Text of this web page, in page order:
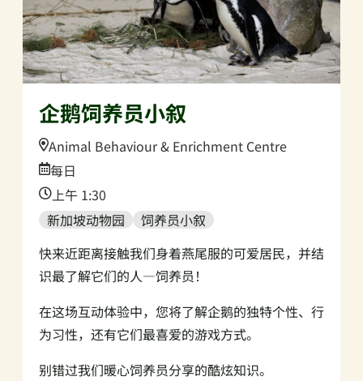
企鹅饲养员小叙
Location:
Animal Behaviour & Enrichment Centre
Date:
每日
Time:
上午 1:30
新加坡动物园
饲养员小叙
快来近距离接触我们身着燕尾服的可爱居民，并结
识最了解它们的人—饲养员！
在这场互动体验中，您将了解企鹅的独特个性、行
为习性，还有它们最喜爱的游戏方式。
别错过我们暖心饲养员分享的酷炫知识。